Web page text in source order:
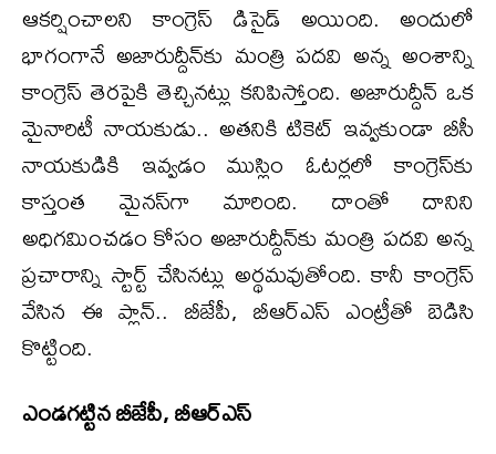
ఆకర్షించాలని కాంగ్రెస్ డిసైడ్ అయింది. అందులో
భాగంగానే అజారుద్దీన్‌కు మంత్రి పదవి అన్న అంశాన్ని
కాంగ్రెస్ తెరపైకి తెచ్చినట్లు కనిపిస్తోంది. అజారుద్దీన్ ఒక
మైనారిటీ నాయకుడు.. అతనికి టికెట్ ఇవ్వకుండా బీసీ
నాయకుడికి ఇవ్వడం ముస్లిం ఓటర్లలో కాంగ్రెస్‌కు
కాస్తంత మైనస్‌గా మారింది. దాంతో దానిని
అధిగమించడం కోసం అజారుద్దీన్‌కు మంత్రి పదవి అన్న
ప్రచారాన్ని స్టార్ట్ చేసినట్లు అర్థమవుతోంది. కానీ కాంగ్రెస్
వేసిన ఈ ప్లాన్.. బీజేపీ, బీఆర్ఎస్ ఎంట్రీతో బెడిసి
కొట్టింది.
ఎండగట్టిన బీజేపీ, బీఆర్ఎస్